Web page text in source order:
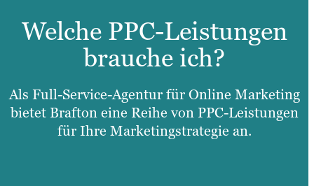
Welche PPC-Leistungen
brauche ich?
Als Full-Service-Agentur für Online Marketing
bietet Brafton eine Reihe von PPC-Leistungen
für Ihre Marketingstrategie an.